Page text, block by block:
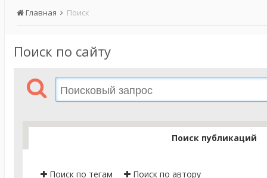
Главная Поиск
Поиск по сайту
Поиск публикаций
Поиск по тегам Поиск по автору